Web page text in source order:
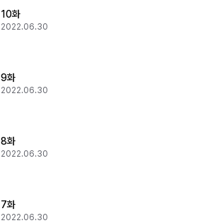
10화
2022.06.30
9화
2022.06.30
8화
2022.06.30
7화
2022.06.30